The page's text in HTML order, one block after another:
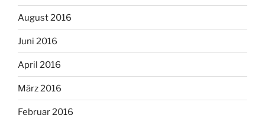
August 2016
Juni 2016
April 2016
März 2016
Februar 2016